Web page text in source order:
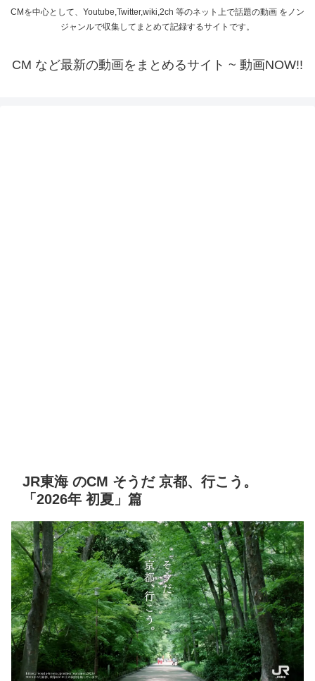
CMを中心として、Youtube,Twitter,wiki,2ch 等のネット上で話題の動画 をノン
ジャンルで収集してまとめて記録するサイトです。
CM など最新の動画をまとめるサイト ~ 動画NOW!!
JR東海 のCM そうだ 京都、行こう。
「2026年 初夏」篇